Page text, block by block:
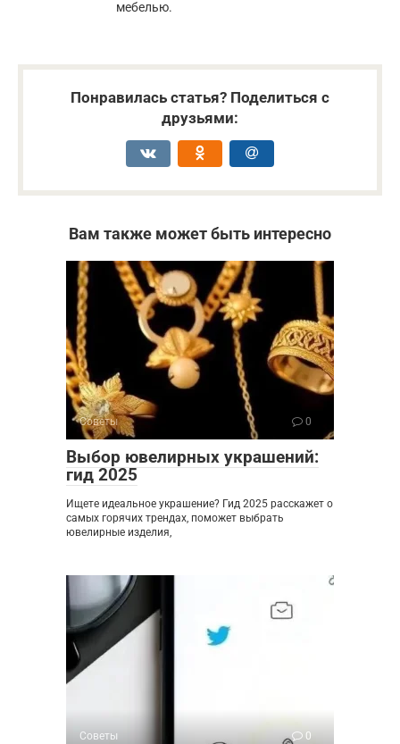
мебелью.
Понравилась статья? Поделиться с
друзьями:
Вам также может быть интересно
Советы 0
Выбор ювелирных украшений:
гид 2025
Ищете идеальное украшение? Гид 2025 расскажет о
самых горячих трендах, поможет выбрать
ювелирные изделия,
Советы 0